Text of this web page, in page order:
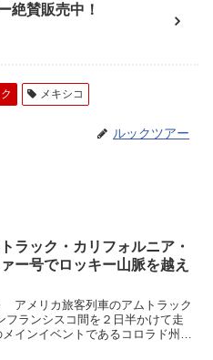
絶賛販売中！
メキシコ
ルックツアー
ラック・カリフォルニア・
ー号でロッキー山脈を越え
アメリカ旅客列車のアムトラック
ランシスコ間を２日半かけて走
インイベントであるコロラド州の